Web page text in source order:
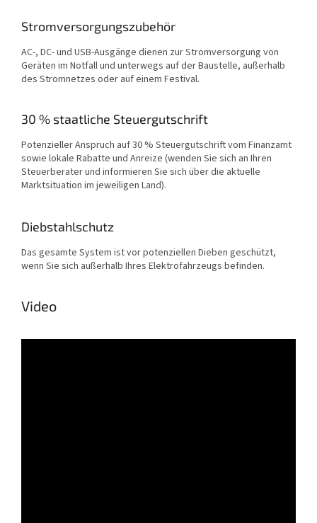
Stromversorgungszubehör
AC-, DC- und USB-Ausgänge dienen zur Stromversorgung von
Geräten im Notfall und unterwegs auf der Baustelle, außerhalb
des Stromnetzes oder auf einem Festival.
30 % staatliche Steuergutschrift
Potenzieller Anspruch auf 30 % Steuergutschrift vom Finanzamt
sowie lokale Rabatte und Anreize (wenden Sie sich an Ihren
Steuerberater und informieren Sie sich über die aktuelle
Marktsituation im jeweiligen Land).
Diebstahlschutz
Das gesamte System ist vor potenziellen Dieben geschützt,
wenn Sie sich außerhalb Ihres Elektrofahrzeugs befinden.
Video